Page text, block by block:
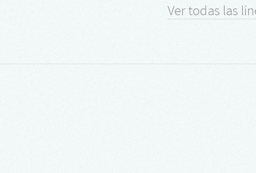
Ver todas las